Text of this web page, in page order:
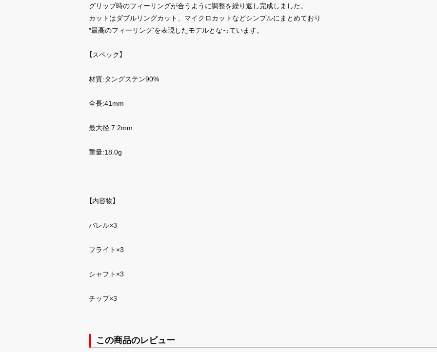
グリップ時のフィーリングが合うように調整を繰り返し完成しました。
カットはダブルリングカット、マイクロカットなどシンプルにまとめており
″最高のフィーリング'を表現したモデルとなっています。
【スペック】
材質:タングステン90%
全長:41mm
最大径:7.2mm
重量:18.0g
【内容物】
バレル×3
フライト×3
シャフト×3
チップ×3
この商品のレビュー